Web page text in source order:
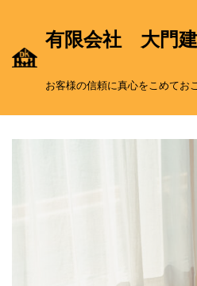
コ
有限会社 大門
お客様の信頼に真心をこめてお